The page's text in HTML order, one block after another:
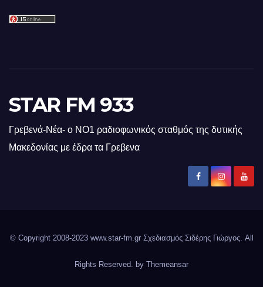
STAR FM 933
Γρεβενά-Νέα- ο ΝΟ1 ραδιοφωνικός σταθμός της δυτικής
Μακεδονίας με έδρα τα Γρεβενα
© Copyright 2008-2023 www.star-fm.gr Σχεδιασμός Σιδέρης Γιώργος. All
Rights Reserved. by Themeansar